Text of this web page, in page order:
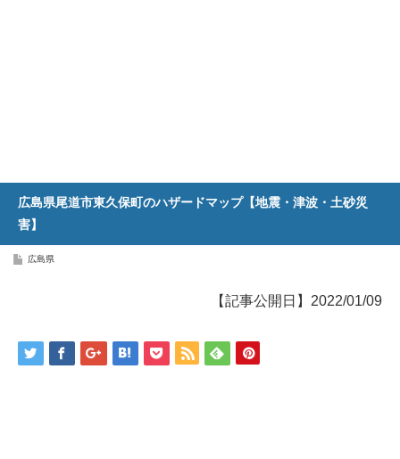
広島県尾道市東久保町のハザードマップ【地震・津波・土砂災
害】
広島県
【記事公開日】2022/01/09